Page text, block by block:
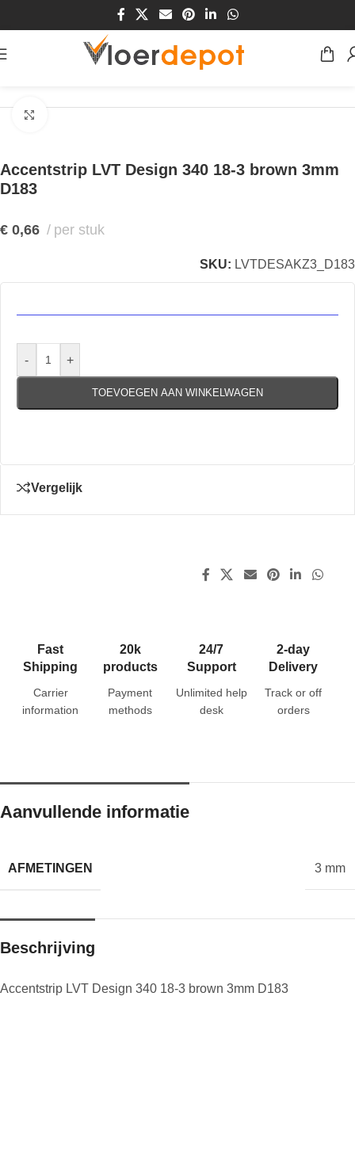
Accentstrip LVT Design 340 18-3 brown 3mm
D183
€ 0,66 per stuk
SKU: LVTDESAKZ3_D183
- +
TOEVOEGEN AAN WINKELWAGEN
Vergelijk
Fast
Shipping
Carrier
information
20k
products
Payment
methods
24/7
Support
Unlimited help
desk
2-day
Delivery
Track or off
orders
Aanvullende informatie
AFMETINGEN 3 mm
Beschrijving
Accentstrip LVT Design 340 18-3 brown 3mm D183